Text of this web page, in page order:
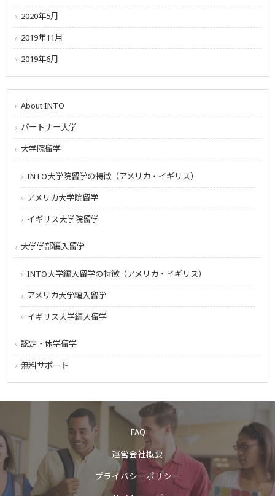
2020年5月
2019年11月
2019年6月
About INTO
パートナー大学
大学院留学
INTO大学院留学の特徴（アメリカ・イギリス）
アメリカ大学院留学
イギリス大学院留学
大学学部編入留学
INTO大学編入留学の特徴（アメリカ・イギリス）
アメリカ大学編入留学
イギリス大学編入留学
認定・休学留学
無料サポート
FAQ
運営会社概要
プライバシーポリシー